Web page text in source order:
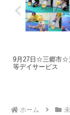
9月27日☆三郷市☆
等デイサービス
ホーム